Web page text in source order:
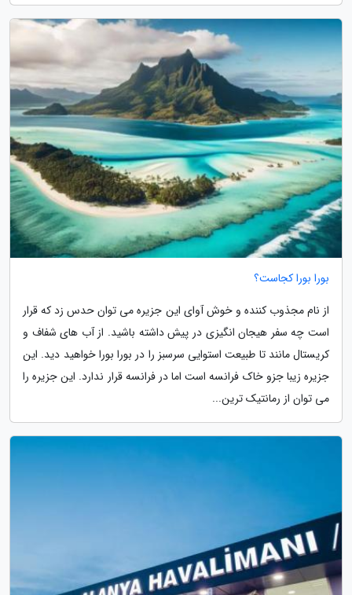
بورا بورا کجاست؟
از نام مجذوب کننده و خوش آوای این جزیره می توان حدس زد که قرار
است چه سفر هیجان انگیزی در پیش داشته باشید. از آب های شفاف و
کریستال مانند تا طبیعت استوایی سرسبز را در بورا بورا خواهید دید. این
جزیره زیبا جزو خاک فرانسه است اما در فرانسه قرار ندارد. این جزیره را
می توان از رمانتیک ترین...